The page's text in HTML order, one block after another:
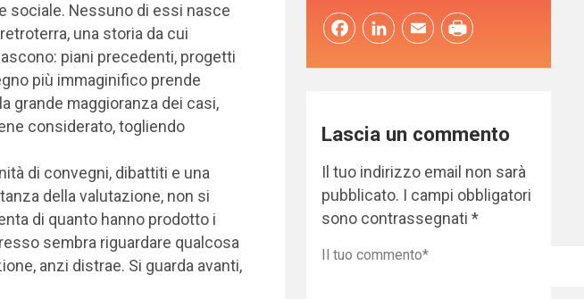
sociale. Nessuno di essi nasce
una storia da cui
piani precedenti, progetti
più immaginifico prende
grande maggioranza dei casi,
considerato, togliendo
di convegni, dibattiti e una
della valutazione, non si
di quanto hanno prodotto i
sembra riguardare qualcosa
anzi distrae. Si guarda avanti,
FacebookLinkedInEmail
Lascia un commento
Il tuo indirizzo email non sarà
pubblicato. I campi obbligatori
sono contrassegnati*